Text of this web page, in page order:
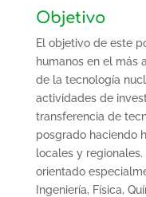
Objetivo
El objetivo de este
humanos en el más
de la tecnología
actividades de
transferencia de
posgrado haciendo
locales y
orientado
Ingeniería, Física,